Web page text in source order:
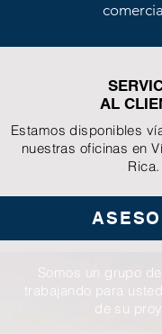
AL
Estamos disponibles
nuestras oficinas en
Rica.
Somos un grupo
trabajando para
de su